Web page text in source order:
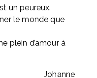
un peureux.
le monde que
plein d’amour à
Johanne